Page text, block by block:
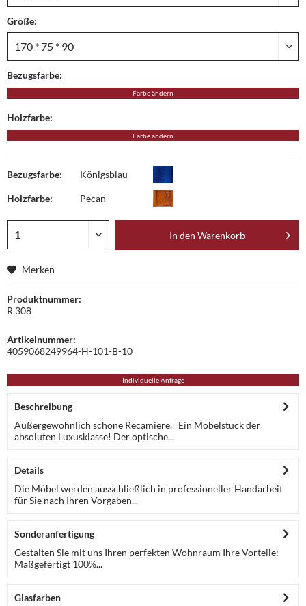
Größe:
Bezugsfarbe:
Farbe ändern
Holzfarbe:
Farbe ändern
Bezugsfarbe: Königsblau
Holzfarbe: Pecan
In den Warenkorb
Merken
Produktnummer:
R.308
Artikelnummer:
4059068249964-H-101-B-10
Individuelle Anfrage
Beschreibung
Außergewöhnlich schöne Recamiere. Ein Möbelstück der
absoluten Luxusklasse! Der optische...
Details
Die Möbel werden ausschließlich in professioneller Handarbeit
für Sie nach Ihren Vorgaben...
Sonderanfertigung
Gestalten Sie mit uns Ihren perfekten Wohnraum Ihre Vorteile:
Maßgefertigt 100%...
Glasfarben